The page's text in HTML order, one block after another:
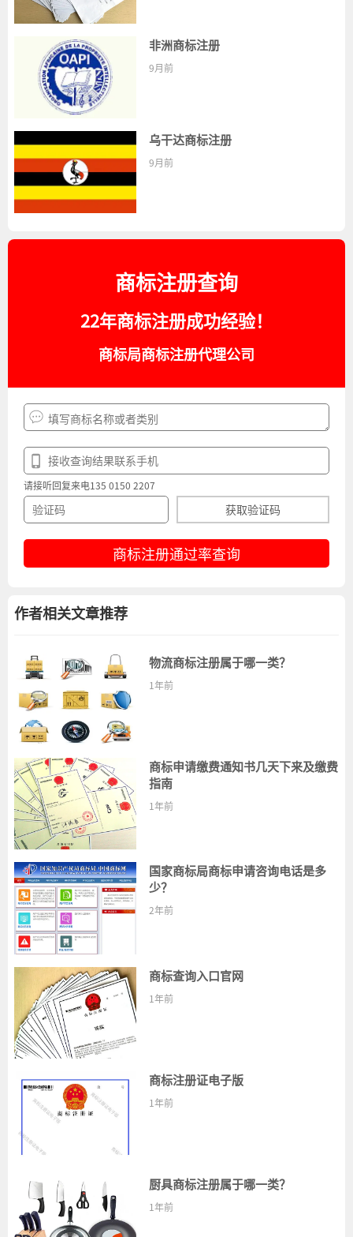
非洲商标注册
9月前
乌干达商标注册
9月前
商标注册查询
22年商标注册成功经验！
商标局商标注册代理公司
请接听回复来电135 0150 2207
获取验证码
商标注册通过率查询
作者相关文章推荐
物流商标注册属于哪一类？
1年前
商标申请缴费通知书几天下来及缴费
指南
1年前
国家商标局商标申请咨询电话是多
少？
2年前
商标查询入口官网
1年前
商标注册证电子版
1年前
厨具商标注册属于哪一类？
1年前